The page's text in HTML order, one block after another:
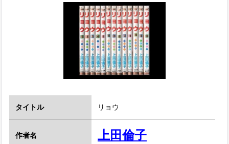
タイトル リョウ
作者名 上田倫子